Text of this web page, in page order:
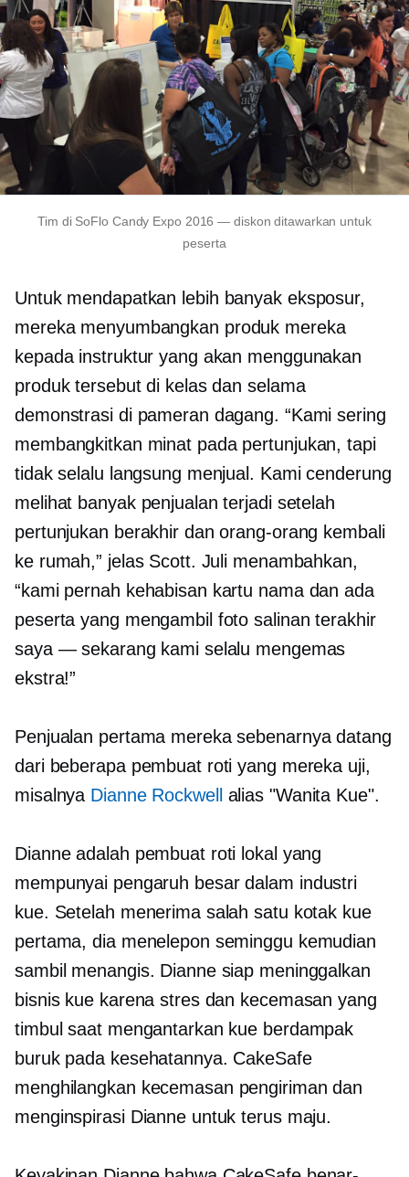
Tim di SoFlo Candy Expo 2016 — diskon ditawarkan untuk
peserta
Untuk mendapatkan lebih banyak eksposur,
mereka menyumbangkan produk mereka
kepada instruktur yang akan menggunakan
produk tersebut di kelas dan selama
demonstrasi di pameran dagang. “Kami sering
membangkitkan minat pada pertunjukan, tapi
tidak selalu langsung menjual. Kami cenderung
melihat banyak penjualan terjadi setelah
pertunjukan berakhir dan orang-orang kembali
ke rumah,” jelas Scott. Juli menambahkan,
“kami pernah kehabisan kartu nama dan ada
peserta yang mengambil foto salinan terakhir
saya — sekarang kami selalu mengemas
ekstra!”
Penjualan pertama mereka sebenarnya datang
dari beberapa pembuat roti yang mereka uji,
misalnya Dianne Rockwell alias "Wanita Kue".
Dianne adalah pembuat roti lokal yang
mempunyai pengaruh besar dalam industri
kue. Setelah menerima salah satu kotak kue
pertama, dia menelepon seminggu kemudian
sambil menangis. Dianne siap meninggalkan
bisnis kue karena stres dan kecemasan yang
timbul saat mengantarkan kue berdampak
buruk pada kesehatannya. CakeSafe
menghilangkan kecemasan pengiriman dan
menginspirasi Dianne untuk terus maju.